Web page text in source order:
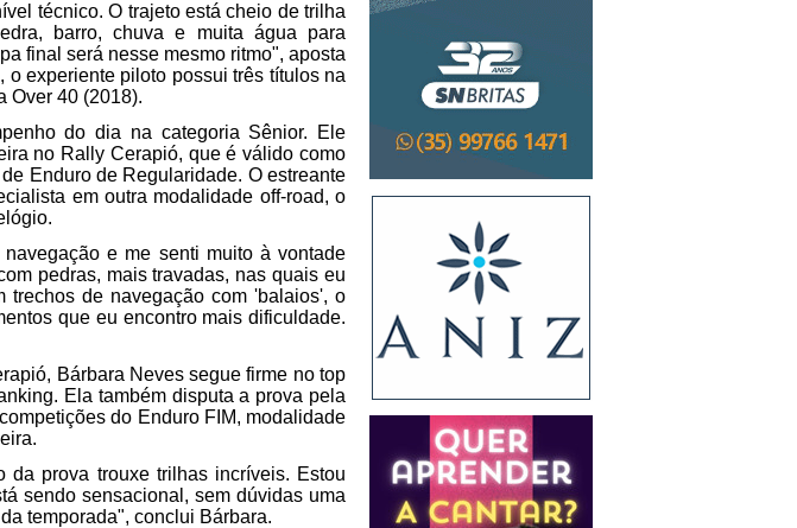
técnico. O trajeto está cheio de trilha
barro, chuva e muita água para
final será nesse mesmo ritmo", aposta
experiente piloto possui três títulos na
Over 40 (2018).
do dia na categoria Sênior. Ele
no Rally Cerapió, que é válido como
Enduro de Regularidade. O estreante
em outra modalidade off-road, o
e me senti muito à vontade
pedras, mais travadas, nas quais eu
trechos de navegação com 'balaios', o
que eu encontro mais dificuldade.
Bárbara Neves segue firme no top
Ela também disputa a prova pela
do Enduro FIM, modalidade
prova trouxe trilhas incríveis. Estou
sendo sensacional, sem dúvidas uma
temporada", conclui Bárbara.